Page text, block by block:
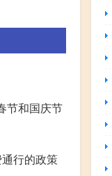
节和国庆节
行的政策